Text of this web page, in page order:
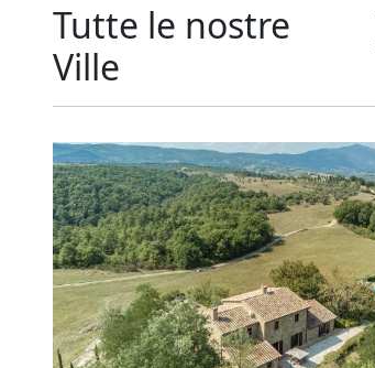
Tutte le nostre
Ville